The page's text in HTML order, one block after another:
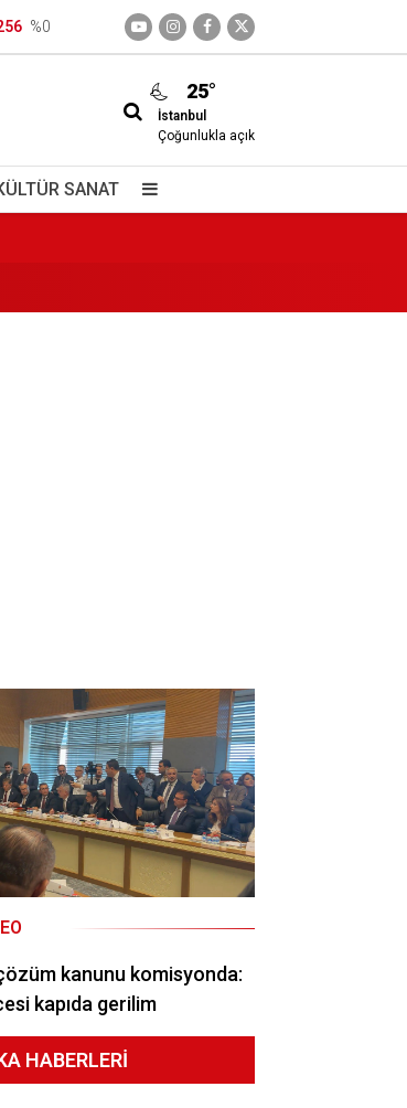
%0
25°
İstanbul
Çoğunlukla açık
SANAT
kanunu komisyonda:
kapıda gerilim
HABERLERI